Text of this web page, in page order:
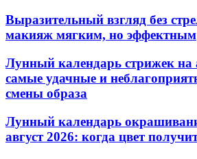
Выразительный взгляд без
макияж мягким, но эффектным
Лунный календарь стрижек на
самые удачные и
смены образа
Лунный календарь
август 2026: когда цвет